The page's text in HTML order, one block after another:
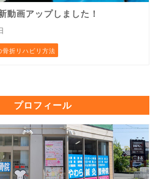
動画アップしました！
骨折リハビリ方法
プロフィール